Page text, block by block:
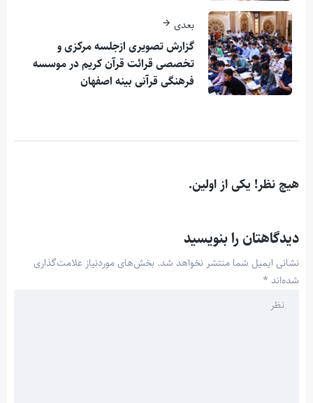
بعدی
گزارش تصویری ازجلسه مرکزی و
تخصصی قرائت قرآن کریم در موسسه
فرهنگی قرآنی بینه اصفهان
هیچ نظر! یکی از اولین.
دیدگاهتان را بنویسید
نشانی ایمیل شما منتشر نخواهد شد. بخش‌های موردنیاز علامت‌گذاری
شده‌اند *